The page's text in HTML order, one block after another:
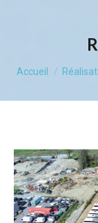
Vous êtes ici :
Accueil